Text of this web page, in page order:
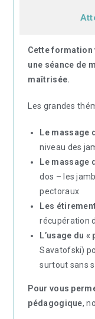
Cette formation
une séance de
maîtrisée.
Les grandes
Le massage
niveau des
Le massage
dos – les
pectoraux
Les
récupération
L’usage du
Savatofski)
surtout sans
Pour vous
pédagogique,